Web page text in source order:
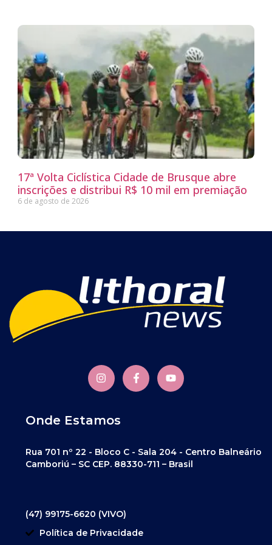
17ª Volta Ciclística Cidade de Brusque abre
inscrições e distribui R$ 10 mil em premiação
6 de agosto de 2026
Onde Estamos
Rua 701 nº 22 - Bloco C - Sala 204 - Centro Balneário
Camboriú – SC CEP. 88330-711 – Brasil
(47) 99175-6620 (VIVO)
Política de Privacidade